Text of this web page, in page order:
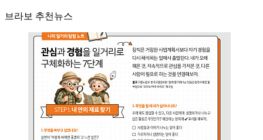
브라보 추천뉴스